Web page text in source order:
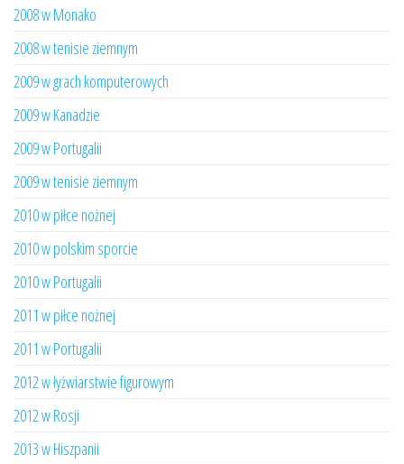
2008 w Monako
2008 w tenisie ziemnym
2009 w grach komputerowych
2009 w Kanadzie
2009 w Portugalii
2009 w tenisie ziemnym
2010 w piłce nożnej
2010 w polskim sporcie
2010 w Portugalii
2011 w piłce nożnej
2011 w Portugalii
2012 w łyżwiarstwie figurowym
2012 w Rosji
2013 w Hiszpanii